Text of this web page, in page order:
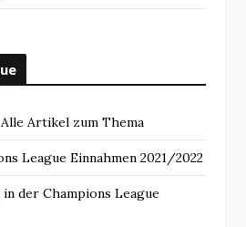
Artikel zum Thema
League Einnahmen 2021/2022
der Champions League